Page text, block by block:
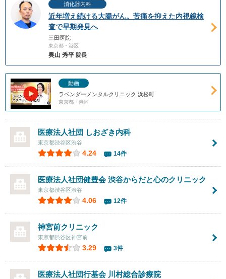
消化器内科
近年増え続ける大腸がん。苦痛を抑えた内視鏡検
査で早期発見へ
三田医院
東京都・港区
奥山 秀平 院長
動画
ラベンダーメンタルクリニック 浜松町
東京都・港区
医療法人社団 しおざき内科
東京都渋谷区渋谷
4.24 14件
医療法人社団健豊会渋谷からだと心のクリニック
東京都渋谷区渋谷
4.06 12件
神宮前クリニック
東京都渋谷区神宮前
3.29 3件
医療法人社団行基会 川村総合診療院